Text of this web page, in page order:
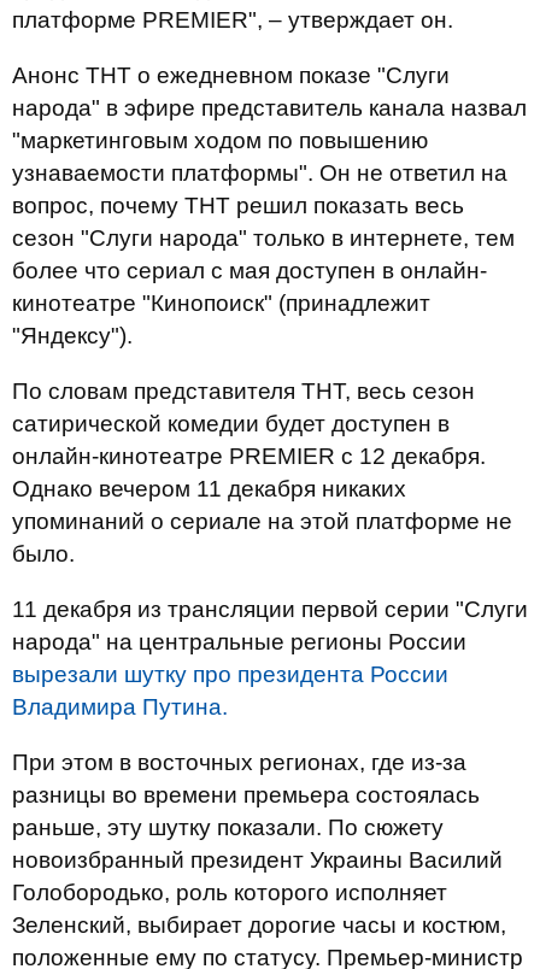
платформе PREMIER", – утверждает он.
Анонс ТНТ о ежедневном показе "Слуги
народа" в эфире представитель канала назвал
"маркетинговым ходом по повышению
узнаваемости платформы". Он не ответил на
вопрос, почему ТНТ решил показать весь
сезон "Слуги народа" только в интернете, тем
более что сериал с мая доступен в онлайн-
кинотеатре "Кинопоиск" (принадлежит
"Яндексу").
По словам представителя ТНТ, весь сезон
сатирической комедии будет доступен в
онлайн-кинотеатре PREMIER с 12 декабря.
Однако вечером 11 декабря никаких
упоминаний о сериале на этой платформе не
было.
11 декабря из трансляции первой серии "Слуги
народа" на центральные регионы России
вырезали шутку про президента России
Владимира Путина.
При этом в восточных регионах, где из-за
разницы во времени премьера состоялась
раньше, эту шутку показали. По сюжету
новоизбранный президент Украины Василий
Голобородько, роль которого исполняет
Зеленский, выбирает дорогие часы и костюм,
положенные ему по статусу. Премьер-министр